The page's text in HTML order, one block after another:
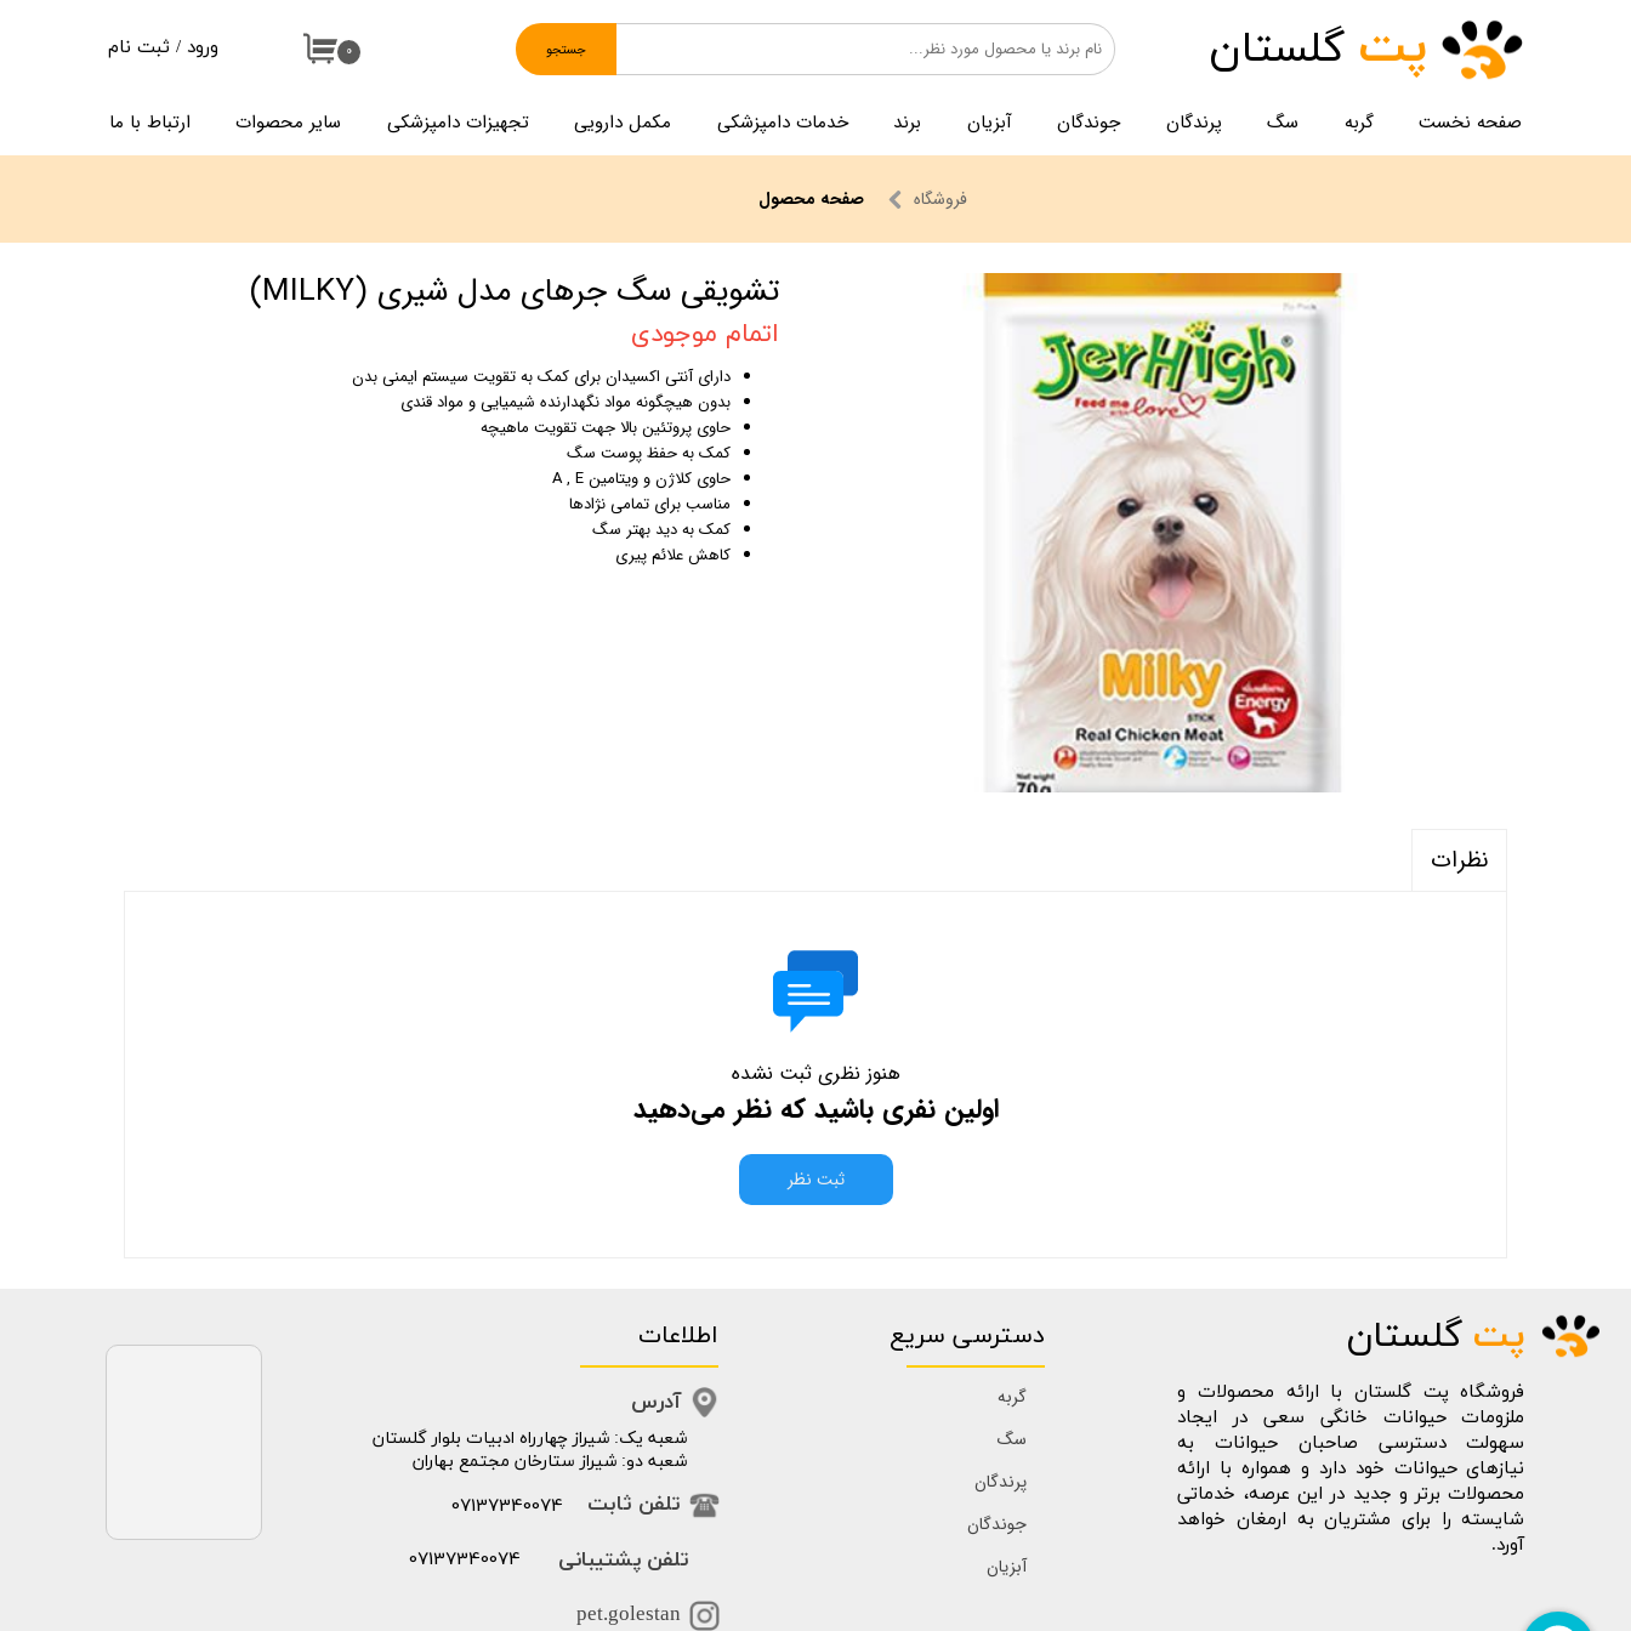
صفحه نخست گربه سگ پرندگان جوندگان آبزیان برند خدمات دامپزشکی مکمل دارویی تجهیزات دامپزشکی سایر محصوات ارتباط با ما
۰ جستجو پت گلستان ورود / ثبت نام
تغییر گذر واژه
فروشگاه صفحه محصول
تشویقی سگ جرهای مدل شیری (MILKY)
اتمام موجودی
دارای آنتی اکسیدان برای کمک به تقویت سیستم ایمنی بدن
بدون هیچگونه مواد نگهدارنده شیمیایی و مواد قندی
حاوی پروتئین بالا جهت تقویت ماهیچه
کمک به حفظ پوست سگ
حاوی کلاژن و ویتامین A , E
مناسب برای تمامی نژادها
کمک به دید بهتر سگ
کاهش علائم پیری
نظرات
هنوز نظری ثبت نشده
اولین نفری باشید که نظر می‌دهید
ثبت نظر
پت گلستان
فروشگاه پت گلستان با ارائه محصولات و
ملزومات حیوانات خانگی سعی در ایجاد
سهولت دسترسی صاحبان حیوانات به
نیازهای حیوانات خود دارد و همواره با ارائه
محصولات برتر و جدید در این عرصه، خدماتی
شایسته را برای مشتریان به ارمغان خواهد
آورد.
دسترسی سریع
گربه
سگ
پرندگان
جوندگان
آبزیان
​​شعبه یک: شیراز چهارراه ادبیات بلوار گلستان
شعبه دو: شیراز ستارخان مجتمع بهاران
اطلاعات
آدرس
تلفن ثابت 07137340074
pet.golestan
تلفن پشتیبانی 07137340074